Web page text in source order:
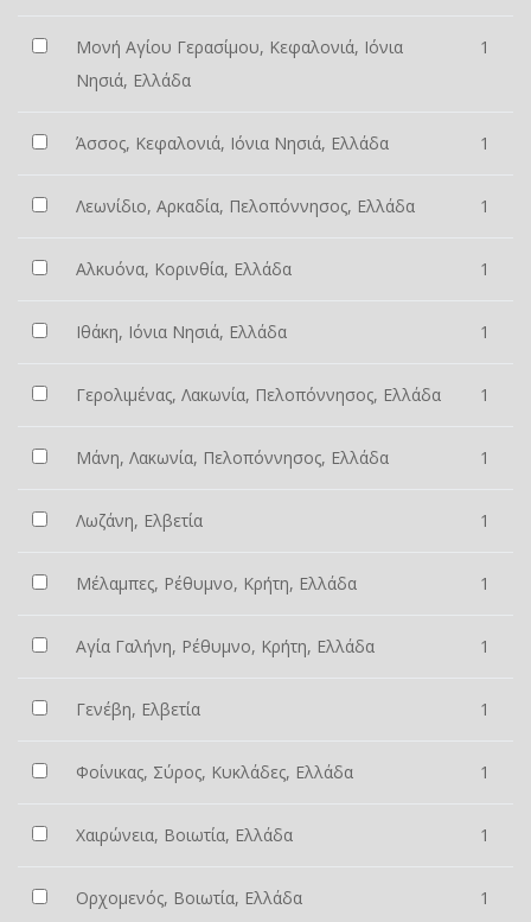
Μονή Αγίου Γερασίμου, Κεφαλονιά, Ιόνια
Νησιά, Ελλάδα
1
Άσσος, Κεφαλονιά, Ιόνια Νησιά, Ελλάδα 1
Λεωνίδιο, Αρκαδία, Πελοπόννησος, Ελλάδα 1
Αλκυόνα, Κορινθία, Ελλάδα 1
Ιθάκη, Ιόνια Νησιά, Ελλάδα 1
Γερολιμένας, Λακωνία, Πελοπόννησος, Ελλάδα 1
Μάνη, Λακωνία, Πελοπόννησος, Ελλάδα 1
Λωζάνη, Ελβετία 1
Μέλαμπες, Ρέθυμνο, Κρήτη, Ελλάδα 1
Αγία Γαλήνη, Ρέθυμνο, Κρήτη, Ελλάδα 1
Γενέβη, Ελβετία 1
Φοίνικας, Σύρος, Κυκλάδες, Ελλάδα 1
Χαιρώνεια, Βοιωτία, Ελλάδα 1
Ορχομενός, Βοιωτία, Ελλάδα 1